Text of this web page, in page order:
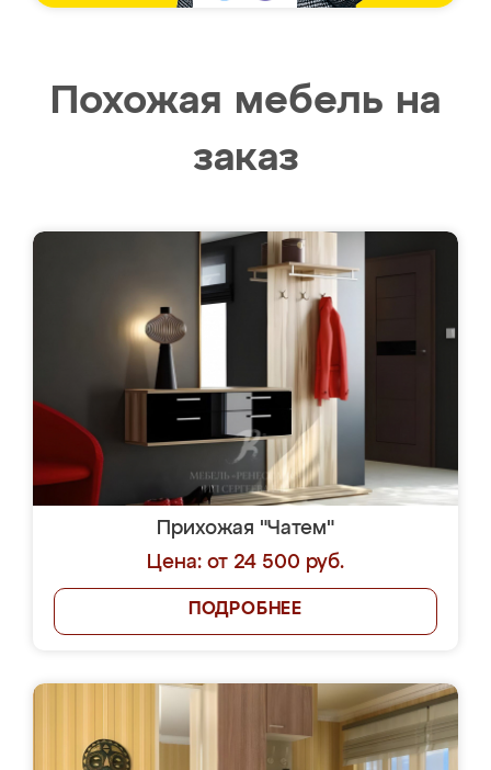
Похожая мебель на
заказ
Прихожая "Чатем"
Цена: от 24 500 руб.
ПОДРОБНЕЕ